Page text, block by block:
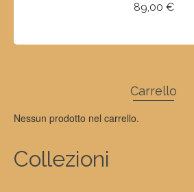
89,00 €
Carrello
Nessun prodotto nel carrello.
Collezioni